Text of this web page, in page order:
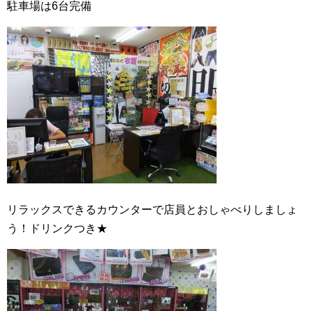
駐車場は6台完備
リラックスできるカウンターで店員とおしゃべりしましょ
う！ドリンクつき★